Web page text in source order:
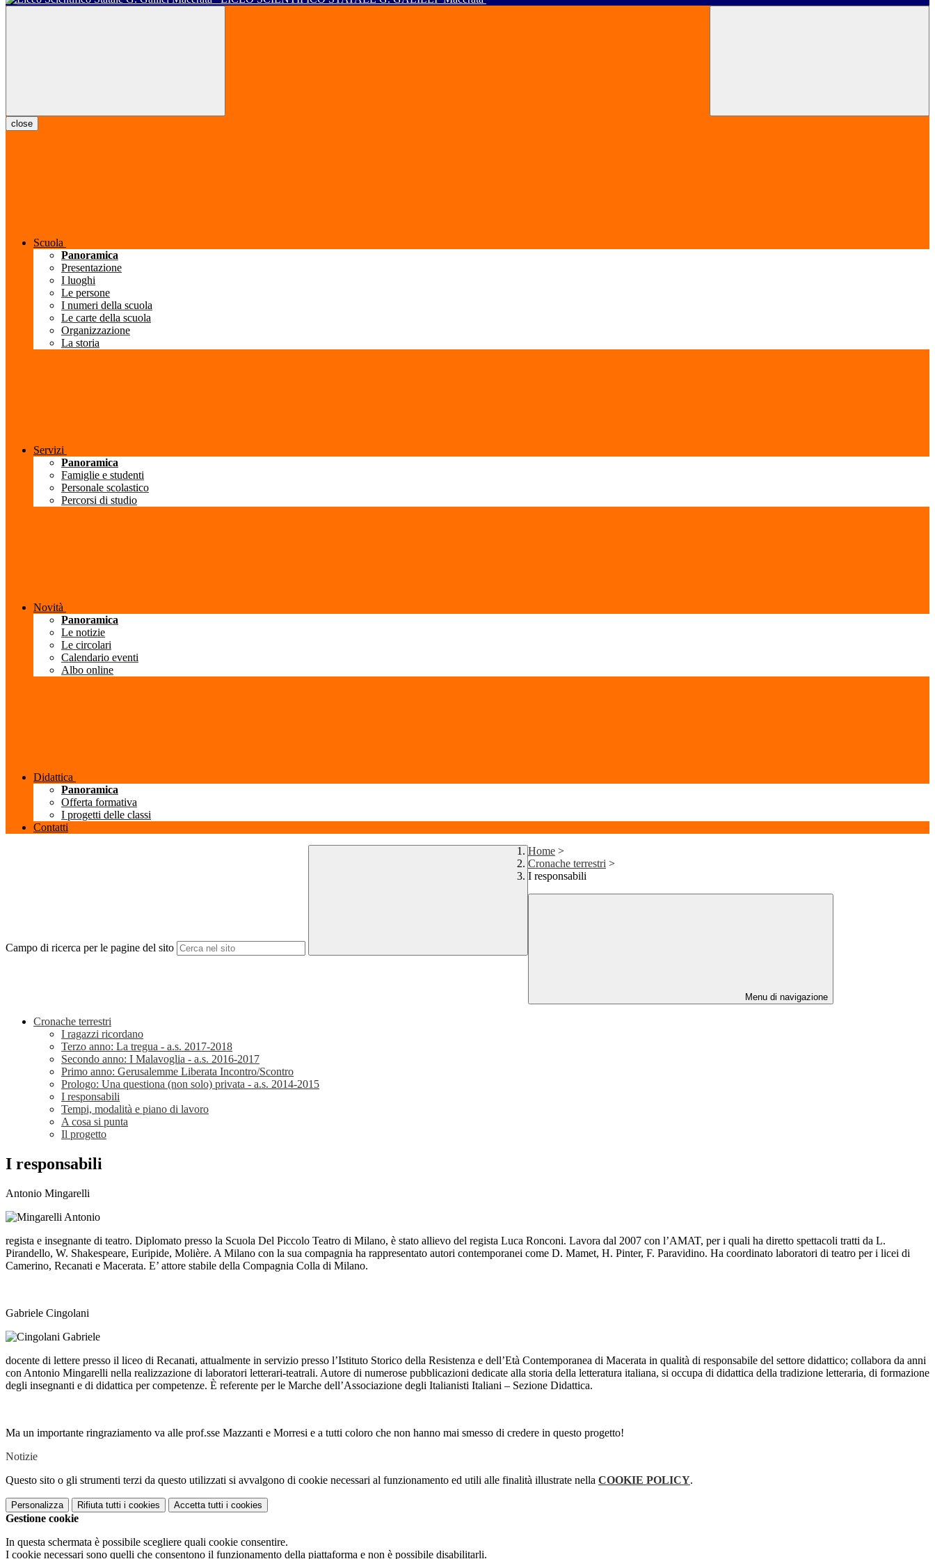
close
Scuola
Panoramica
Presentazione
I luoghi
Le persone
I numeri della scuola
Le carte della scuola
Organizzazione
La storia
Servizi
Panoramica
Famiglie e studenti
Personale scolastico
Percorsi di studio
Novità
Panoramica
Le notizie
Le circolari
Calendario eventi
Albo online
Didattica
Panoramica
Offerta formativa
I progetti delle classi
Contatti
Campo di ricerca per le pagine del sito
Home >
Cronache terrestri >
I responsabili
Menu di navigazione
Cronache terrestri
I ragazzi ricordano
Terzo anno: La tregua - a.s. 2017-2018
Secondo anno: I Malavoglia - a.s. 2016-2017
Primo anno: Gerusalemme Liberata Incontro/Scontro
Prologo: Una questiona (non solo) privata - a.s. 2014-2015
I responsabili
Tempi, modalità e piano di lavoro
A cosa si punta
Il progetto
I responsabili
Antonio Mingarelli
regista e insegnante di teatro. Diplomato presso la Scuola Del Piccolo Teatro di Milano, è stato allievo del regista Luca Ronconi. Lavora dal 2007 con l’AMAT, per i quali ha diretto spettacoli tratti da L.
Pirandello, W. Shakespeare, Euripide, Molière. A Milano con la sua compagnia ha rappresentato autori contemporanei come D. Mamet, H. Pinter, F. Paravidino. Ha coordinato laboratori di teatro per i licei di
Camerino, Recanati e Macerata. E’ attore stabile della Compagnia Colla di Milano.
Gabriele Cingolani
docente di lettere presso il liceo di Recanati, attualmente in servizio presso l’Istituto Storico della Resistenza e dell’Età Contemporanea di Macerata in qualità di responsabile del settore didattico; collabora da anni
con Antonio Mingarelli nella realizzazione di laboratori letterari-teatrali. Autore di numerose pubblicazioni dedicate alla storia della letteratura italiana, si occupa di didattica della tradizione letteraria, di formazione
degli insegnanti e di didattica per competenze. È referente per le Marche dell’Associazione degli Italianisti Italiani – Sezione Didattica.
Ma un importante ringraziamento va alle prof.sse Mazzanti e Morresi e a tutti coloro che non hanno mai smesso di credere in questo progetto!
Notizie
Questo sito o gli strumenti terzi da questo utilizzati si avvalgono di cookie necessari al funzionamento ed utili alle finalità illustrate nella COOKIE POLICY.
Personalizza Rifiuta tutti i cookies Accetta tutti i cookies
Gestione cookie
In questa schermata è possibile scegliere quali cookie consentire.
I cookie necessari sono quelli che consentono il funzionamento della piattaforma e non è possibile disabilitarli.